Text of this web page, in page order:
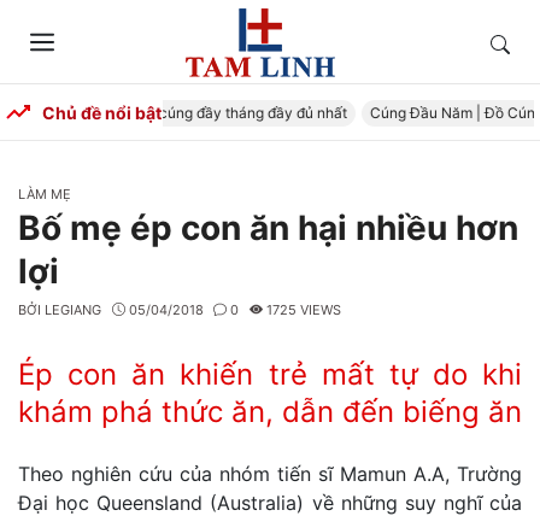
Menu
Tìm
Chủ đề nổi bật
Đầy Tháng – Mâm cúng đầy tháng đầy đủ nhất Cúng Đầu Năm | Đồ Cúng
CATEGORIES
LÀM MẸ
Bố mẹ ép con ăn hại nhiều hơn
lợi
BỞI LEGIANG 05/04/2018 0 1725 VIEWS
Ép con ăn khiến trẻ mất tự do khi
khám phá thức ăn, dẫn đến biếng ăn
Theo nghiên cứu của nhóm tiến sĩ Mamun A.A, Trường
Đại học Queensland (Australia) về những suy nghĩ của